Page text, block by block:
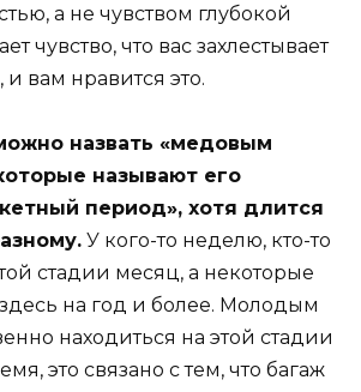
а не чувством глубокой
чувство, что вас захлестывает
вам нравится это.
назвать «медовым
называют его
период», хотя длится
У кого-то неделю, кто-то
стадии месяц, а некоторые
на год и более. Молодым
находиться на этой стадии
это связано с тем, что багаж